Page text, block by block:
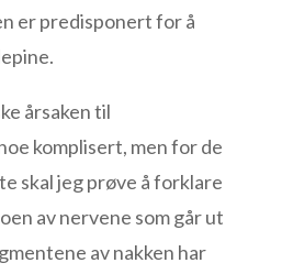
er predisponert for å
årsaken til
komplisert, men for de
skal jeg prøve å forklare
av nervene som går ut
av nakken har